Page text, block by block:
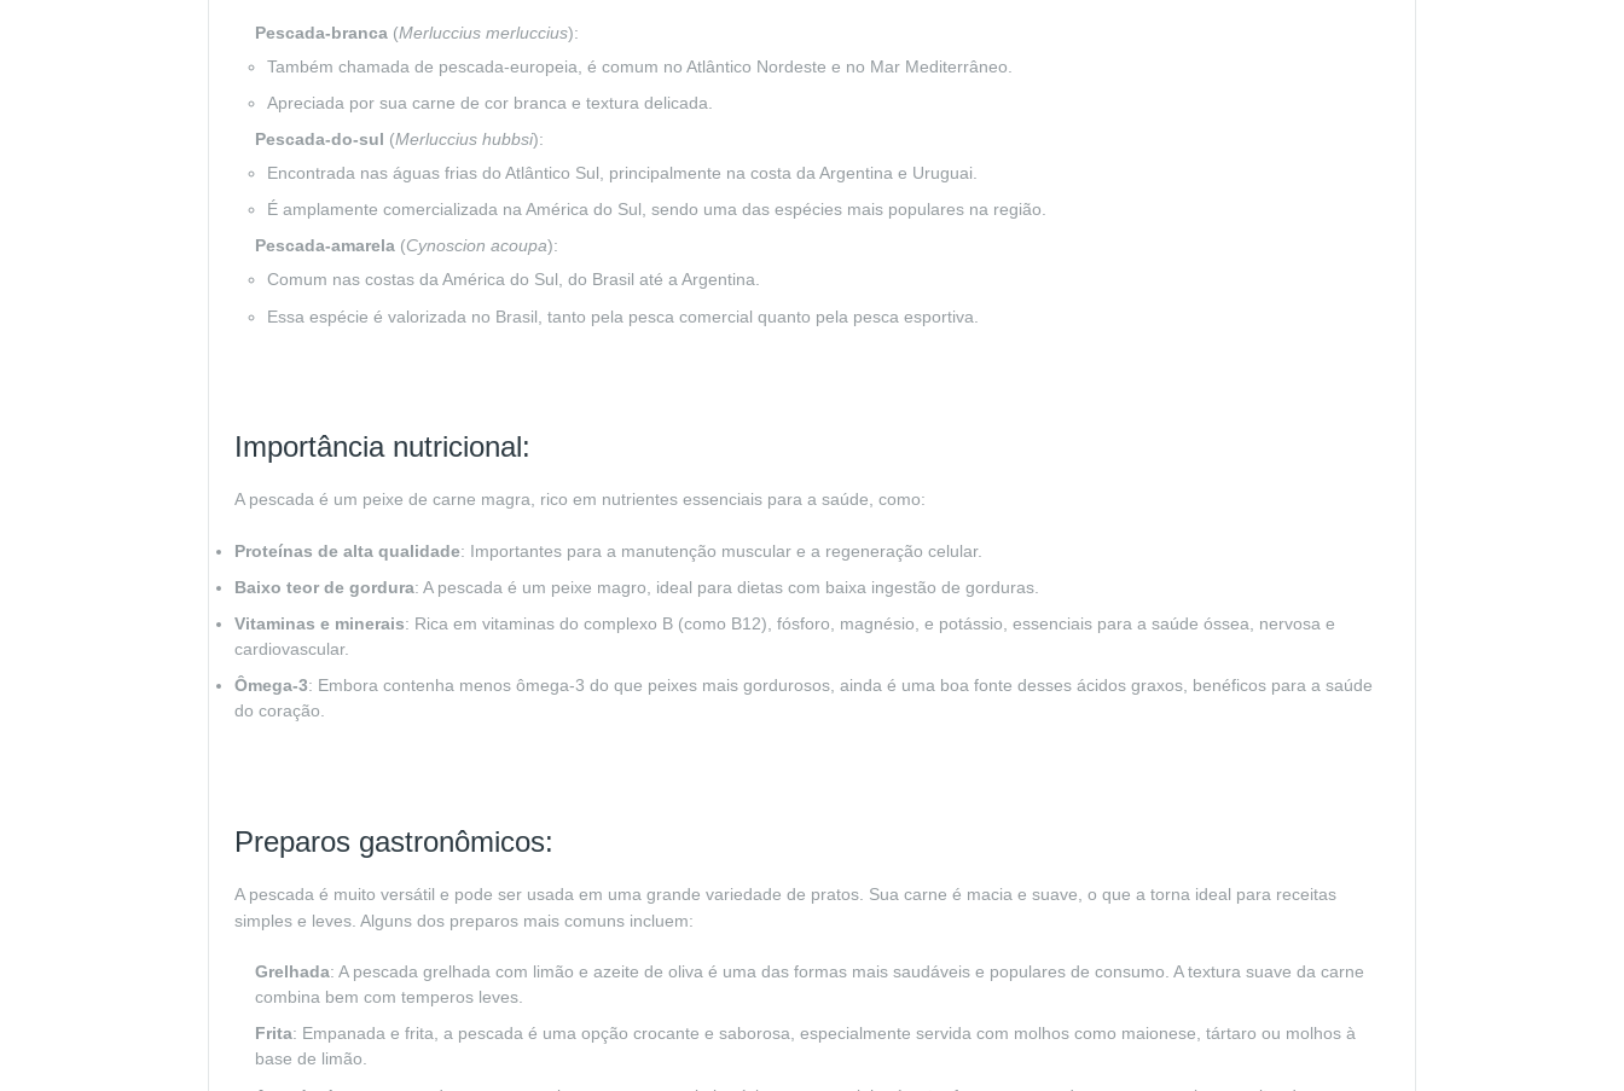
Pescada-branca(Merluccius merluccius):
Também chamada de pescada-europeia, é comum no Atlântico Nordeste e no Mar Mediterrâneo.
Apreciada por sua carne de cor branca e textura delicada.
Pescada-do-sul (Merluccius hubbsi):
Encontrada nas águas frias do Atlântico Sul, principalmente na costa da Argentina e Uruguai.
É amplamente comercializada na América do Sul, sendo uma das espécies mais populares na região.
Pescada-amarela(Cynoscion acoupa):
Comum nas costas da América do Sul, do Brasil até a Argentina.
Essa espécie é valorizada no Brasil, tanto pela pesca comercial quanto pela pesca esportiva.
Importância nutricional:
A pescada é um peixe de carne magra, rico em nutrientes essenciais para a saúde, como:
Proteínas de alta qualidade: Importantes para a manutenção muscular e a regeneração celular.
Baixo teor de gordura: A pescada é um peixe magro, ideal para dietas com baixa ingestão de gorduras.
Vitaminas e minerais: Rica em vitaminas do complexo B (como B12), fósforo, magnésio, e potássio, essenciais para a saúde óssea, nervosa e
cardiovascular.
Ômega-3: Embora contenha menos ômega-3 do que peixes mais gordurosos, ainda é uma boa fonte desses ácidos graxos, benéficos para a saúde
do coração.
Preparos gastronômicos:
A pescada é muito versátil e pode ser usada em uma grande variedade de pratos. Sua carne é macia e suave, o que a torna ideal para receitas
simples e leves. Alguns dos preparos mais comuns incluem:
Grelhada: A pescada grelhada com limão e azeite de oliva é uma das formas mais saudáveis e populares de consumo. A textura suave da carne
combina bem com temperos leves.
Frita: Empanada e frita, a pescada é uma opção crocante e saborosa, especialmente servida com molhos como maionese, tártaro ou molhos à
base de limão.